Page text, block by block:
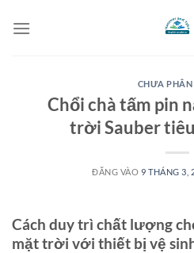
qua
CHƯA
Chổi chà tấm pin
trời Sauber
ĐĂNG VÀO 9 THÁNG 3,
Cách duy trì chất lượng
mặt trời với thiết bị vệ